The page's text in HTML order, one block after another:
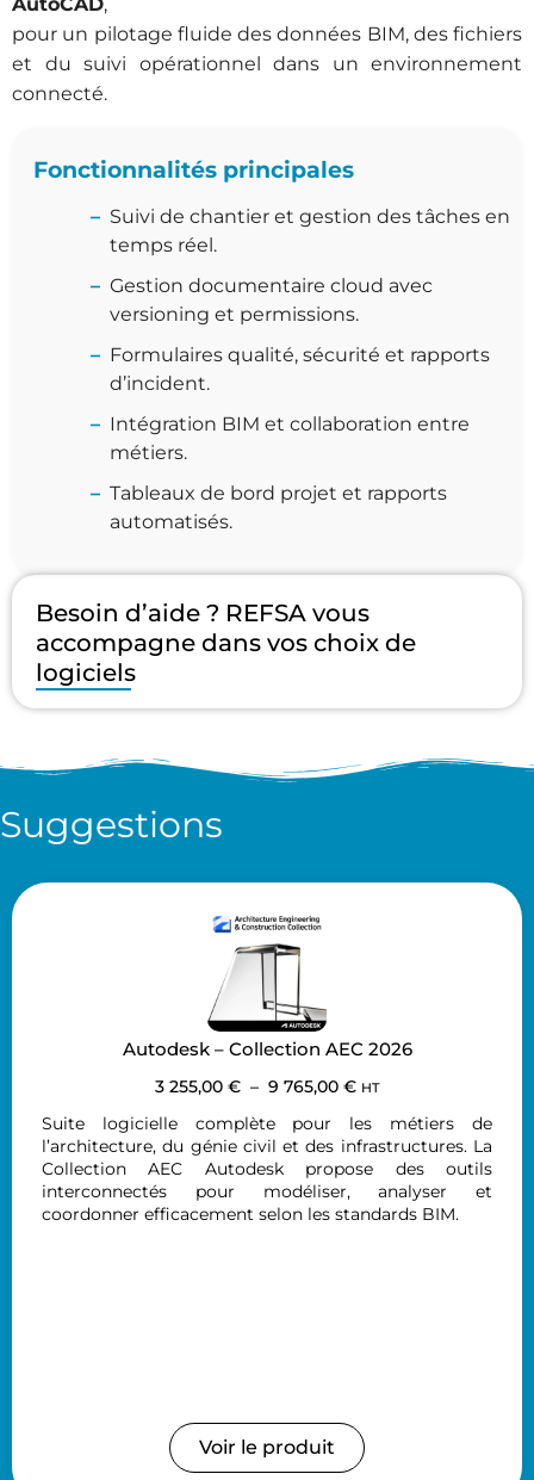
pour un pilotage fluide des données BIM, des fichiers
et du suivi opérationnel dans un environnement
connecté.
Fonctionnalités principales
Suivi de chantier et gestion des tâches en
temps réel.
Gestion documentaire cloud avec
versioning et permissions.
Formulaires qualité, sécurité et rapports
d’incident.
Intégration BIM et collaboration entre
métiers.
Tableaux de bord projet et rapports
automatisés.
Besoin d’aide ? REFSA vous
accompagne dans vos choix de
logiciels
Suggestions
Autodesk – Collection AEC 2026
3 255,00 € – 9 765,00 € HT
Suite logicielle complète pour les métiers de
l’architecture, du génie civil et des infrastructures. La
Collection AEC Autodesk propose des outils
interconnectés pour modéliser, analyser et
coordonner efficacement selon les standards BIM.
Voir le produit